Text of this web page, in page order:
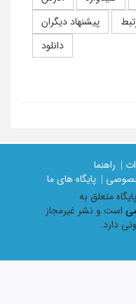
پیشنهاد دیگران
دانلود
|
راهنما
|
پایگاه های ما
متعلق به
است و نشر غیرمجاز
دارد.